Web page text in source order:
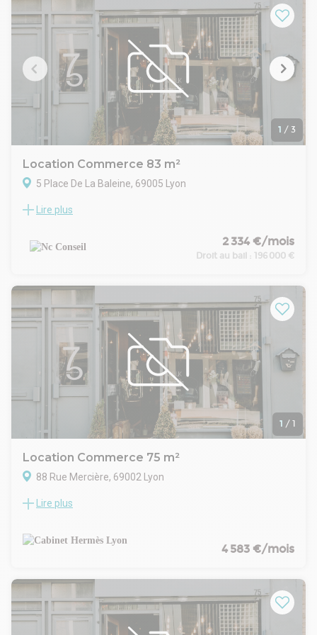
volume. Déspécialisation probable. Honoraires à charge
preneur
- Type de bail : Commercial
- Préavis : 6 mois
- Fiscalité : Exonéré
- Indice : ILC
- Indexation : Annuelle, date prise effet
- Dépôt de garantie : 3 mois NET
- Loyers et charges : Trimestriels et d'avance
1 / 3
Location Commerce 83 m²
5 Place De La Baleine, 69005 Lyon
Droit au Bail. Local à céder sur la rue touristique Saint jean
vitrine 4ml d'une surface de vente de 25 m² + mezzanine
d'une dizaine de m². Au sous-sol, une réserve d'une
parfums... Despecialisation probable
- Type de bail : Commercial
- Durée : 3/6/9 ans
- Indice : ILC
- Indexation : Annuelle, date prise effet
- Dépôt de garantie : 3 mois HT
- Loyers et charges : Trimestriels et d'avance
Lire plus
2 334 €/mois
Droit au bail : 196 000 €
1 / 1
Location Commerce 75 m²
88 Rue Mercière, 69002 Lyon
A louer local commercial idéalement situé au coeur du
touristiques. Parfait pour une activité de restauration rapide,
ce local bénéficie d'une visibilité exceptionnelle et d'un fort
Lire plus
4 583 €/mois